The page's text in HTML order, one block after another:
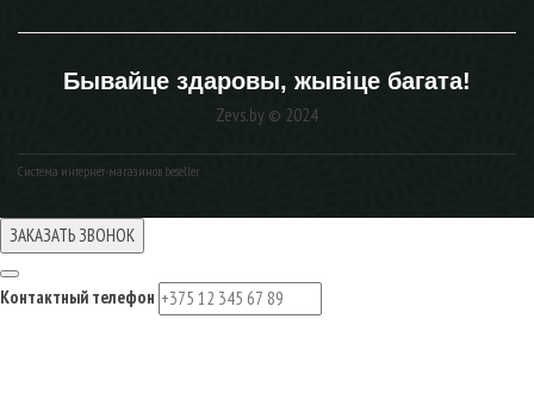
Бывайце здаровы, жывiце багата!
Zevs.by © 2024
Система интернет-магазинов beseller
ЗАКАЗАТЬ ЗВОНОК
Контактный телефон